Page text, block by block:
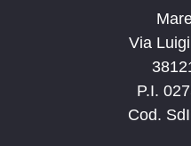
Via
P.I.
Cod.